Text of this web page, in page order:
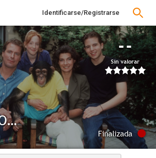
Identificarse/Registrarse
--
Sin valorar
Our Charly
Finalizada